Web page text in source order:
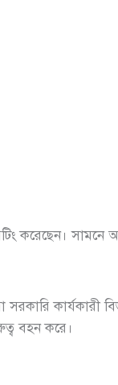
করেছেন।
সরকারি কার্যকারী
বহন করে।